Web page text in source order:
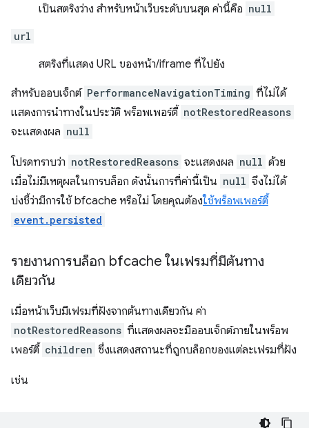
เป็นสตริงว่าง สำหรับหน้าเว็บระดับบนสุด ค่านี้คือ null
url
สตริงที่แสดง URL ของหน้า/iframe ที่ไปยัง
สำหรับออบเจ็กต์ PerformanceNavigationTiming ที่ไม่ได้
แสดงการนำทางในประวัติ พร็อพเพอร์ตี้ notRestoredReasons
จะแสดงผล null
โปรดทราบว่า notRestoredReasons จะแสดงผล null ด้วย
เมื่อไม่มีเหตุผลในการบล็อก ดังนั้นการที่ค่านี้เป็น null จึงไม่ได้
บ่งชี้ว่ามีการใช้ bfcache หรือไม่ โดยคุณต้องใช้พร็อพเพอร์ตี้
event.persisted
รายงานการบล็อก bfcache ในเฟรมที่มีต้นทาง
เดียวกัน
เมื่อหน้าเว็บมีเฟรมที่ฝังจากต้นทางเดียวกัน ค่า
notRestoredReasons ที่แสดงผลจะมีออบเจ็กต์ภายในพร็อพ
เพอร์ตี้ children ซึ่งแสดงสถานะที่ถูกบล็อกของแต่ละเฟรมที่ฝัง
เช่น